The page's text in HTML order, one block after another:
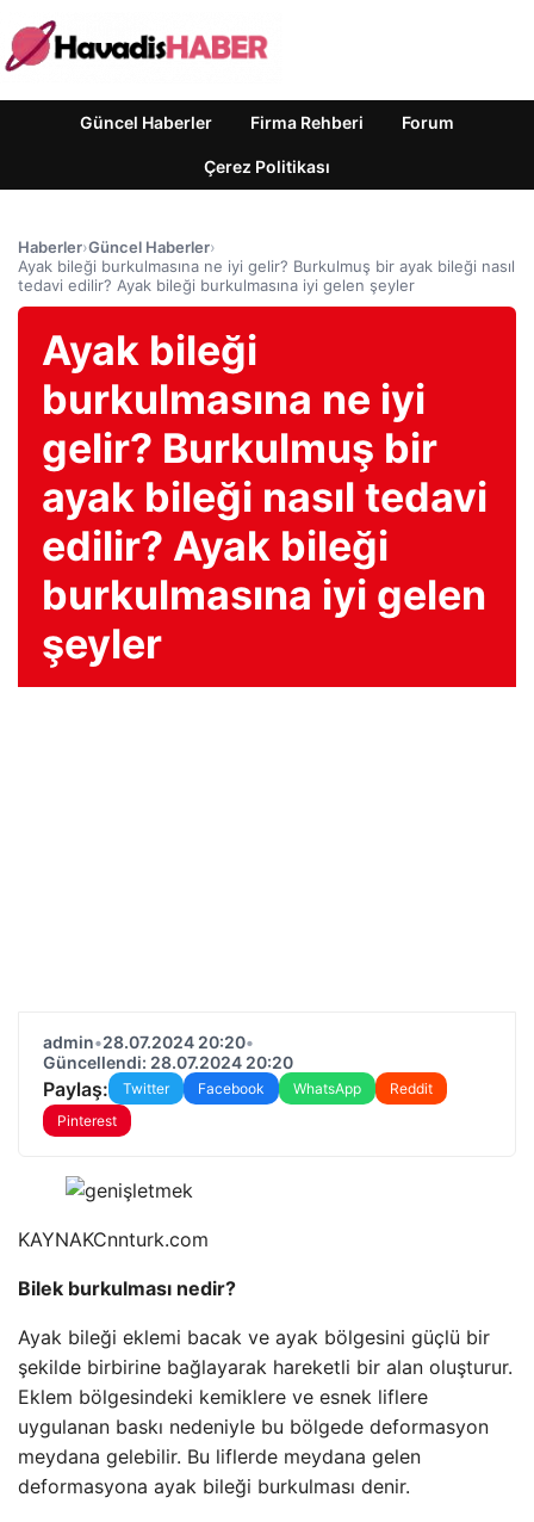
Güncel Haberler Firma Rehberi Forum
Çerez Politikası
Haberler›Güncel Haberler›
Ayak bileği burkulmasına ne iyi gelir? Burkulmuş bir ayak bileği nasıl
tedavi edilir? Ayak bileği burkulmasına iyi gelen şeyler
Ayak bileği
burkulmasına ne iyi
gelir? Burkulmuş bir
ayak bileği nasıl tedavi
edilir? Ayak bileği
burkulmasına iyi gelen
şeyler
admin•28.07.2024 20:20•
Güncellendi: 28.07.2024 20:20
Paylaş: Twitter Facebook WhatsApp
Reddit
Pinterest
KAYNAKCnnturk.com
Bilek burkulması nedir?
Ayak bileği eklemi bacak ve ayak bölgesini güçlü bir
şekilde birbirine bağlayarak hareketli bir alan oluşturur.
Eklem bölgesindeki kemiklere ve esnek liflere
uygulanan baskı nedeniyle bu bölgede deformasyon
meydana gelebilir. Bu liflerde meydana gelen
deformasyona ayak bileği burkulması denir.